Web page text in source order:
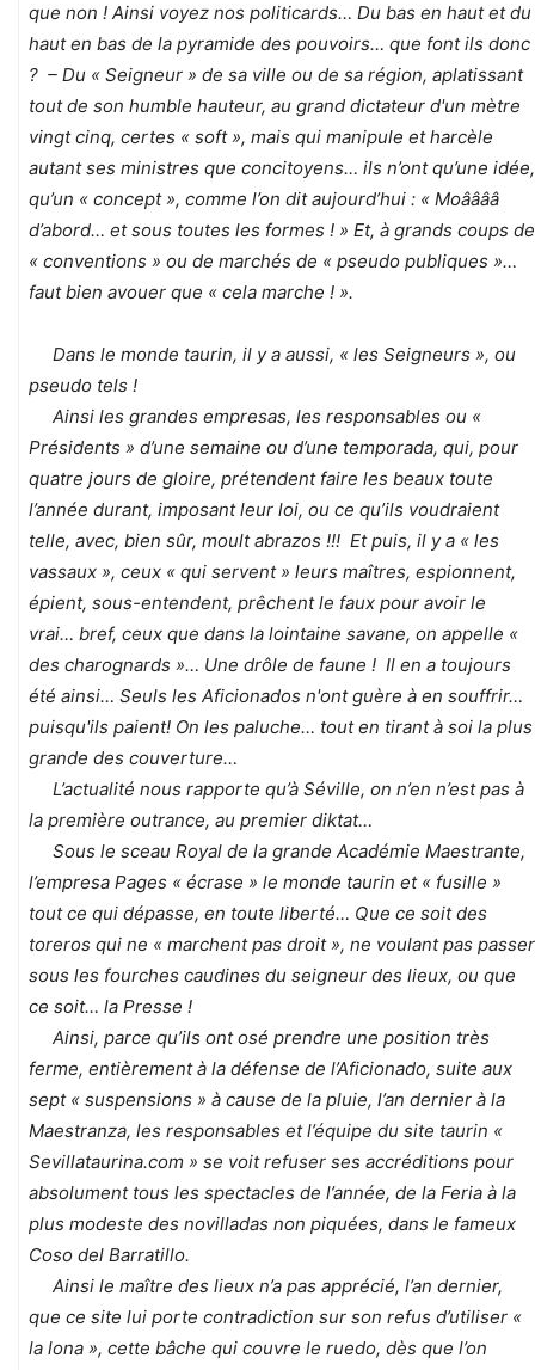
que non ! Ainsi voyez nos politicards… Du bas en haut et du
haut en bas de la pyramide des pouvoirs… que font ils donc
? – Du « Seigneur » de sa ville ou de sa région, aplatissant
tout de son humble hauteur, au grand dictateur d'un mètre
vingt cinq, certes « soft », mais qui manipule et harcèle
autant ses ministres que concitoyens… ils n’ont qu’une idée,
qu’un « concept », comme l’on dit aujourd’hui : « Moââââ
d’abord… et sous toutes les formes ! » Et, à grands coups de
« conventions » ou de marchés de « pseudo publiques »…
faut bien avouer que « cela marche ! ».
Dans le monde taurin, il y a aussi, « les Seigneurs », ou
pseudo tels !
Ainsi les grandes empresas, les responsables ou «
Présidents » d’une semaine ou d’une temporada, qui, pour
quatre jours de gloire, prétendent faire les beaux toute
l’année durant, imposant leur loi, ou ce qu’ils voudraient
telle, avec, bien sûr, moult abrazos !!! Et puis, il y a « les
vassaux », ceux « qui servent » leurs maîtres, espionnent,
épient, sous-entendent, prêchent le faux pour avoir le
vrai… bref, ceux que dans la lointaine savane, on appelle «
des charognards »… Une drôle de faune ! Il en a toujours
été ainsi… Seuls les Aficionados n'ont guère à en souffrir…
puisqu'ils paient! On les paluche… tout en tirant à soi la plus
grande des couverture…
L’actualité nous rapporte qu’à Séville, on n’en n’est pas à
la première outrance, au premier diktat…
Sous le sceau Royal de la grande Académie Maestrante,
l’empresa Pages « écrase » le monde taurin et « fusille »
tout ce qui dépasse, en toute liberté… Que ce soit des
toreros qui ne « marchent pas droit », ne voulant pas passer
sous les fourches caudines du seigneur des lieux, ou que
ce soit… la Presse !
Ainsi, parce qu’ils ont osé prendre une position très
ferme, entièrement à la défense de l’Aficionado, suite aux
sept « suspensions » à cause de la pluie, l’an dernier à la
Maestranza, les responsables et l’équipe du site taurin «
Sevillataurina.com » se voit refuser ses accréditions pour
absolument tous les spectacles de l’année, de la Feria à la
plus modeste des novilladas non piquées, dans le fameux
Coso del Barratillo.
Ainsi le maître des lieux n’a pas apprécié, l’an dernier,
que ce site lui porte contradiction sur son refus d’utiliser «
la lona », cette bâche qui couvre le ruedo, dès que l’on